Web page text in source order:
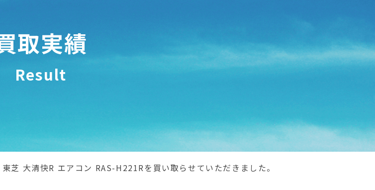
取実績
Result
芝 大清快R エアコン RAS-H221Rを買い取らせていただきました。